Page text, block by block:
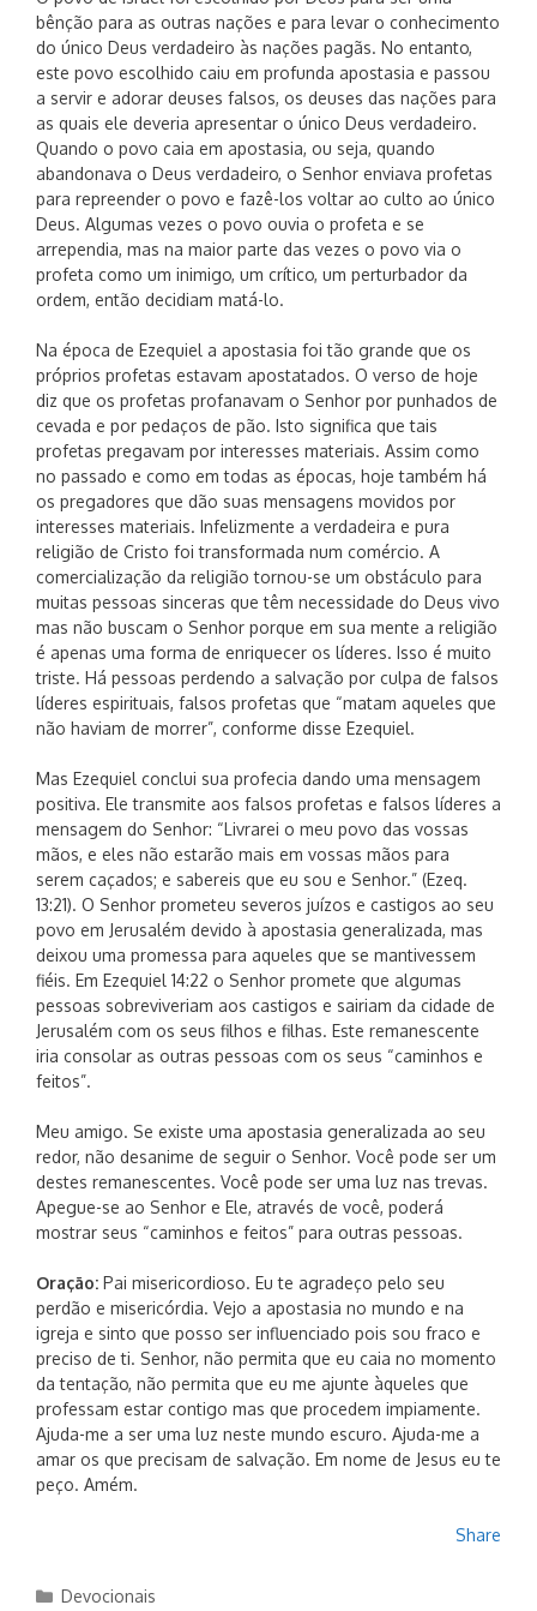
bênção para as outras nações e para levar o conhecimento
do único Deus verdadeiro às nações pagãs. No entanto,
este povo escolhido caiu em profunda apostasia e passou
a servir e adorar deuses falsos, os deuses das nações para
as quais ele deveria apresentar o único Deus verdadeiro.
Quando o povo caia em apostasia, ou seja, quando
abandonava o Deus verdadeiro, o Senhor enviava profetas
para repreender o povo e fazê-los voltar ao culto ao único
Deus. Algumas vezes o povo ouvia o profeta e se
arrependia, mas na maior parte das vezes o povo via o
profeta como um inimigo, um crítico, um perturbador da
ordem, então decidiam matá-lo.
Na época de Ezequiel a apostasia foi tão grande que os
próprios profetas estavam apostatados. O verso de hoje
diz que os profetas profanavam o Senhor por punhados de
cevada e por pedaços de pão. Isto significa que tais
profetas pregavam por interesses materiais. Assim como
no passado e como em todas as épocas, hoje também há
os pregadores que dão suas mensagens movidos por
interesses materiais. Infelizmente a verdadeira e pura
religião de Cristo foi transformada num comércio. A
comercialização da religião tornou-se um obstáculo para
muitas pessoas sinceras que têm necessidade do Deus vivo
mas não buscam o Senhor porque em sua mente a religião
é apenas uma forma de enriquecer os líderes. Isso é muito
triste. Há pessoas perdendo a salvação por culpa de falsos
líderes espirituais, falsos profetas que “matam aqueles que
não haviam de morrer”, conforme disse Ezequiel.
Mas Ezequiel conclui sua profecia dando uma mensagem
positiva. Ele transmite aos falsos profetas e falsos líderes a
mensagem do Senhor: “Livrarei o meu povo das vossas
mãos, e eles não estarão mais em vossas mãos para
serem caçados; e sabereis que eu sou e Senhor.” (Ezeq.
13:21). O Senhor prometeu severos juízos e castigos ao seu
povo em Jerusalém devido à apostasia generalizada, mas
deixou uma promessa para aqueles que se mantivessem
fiéis. Em Ezequiel 14:22 o Senhor promete que algumas
pessoas sobreviveriam aos castigos e sairiam da cidade de
Jerusalém com os seus filhos e filhas. Este remanescente
iria consolar as outras pessoas com os seus “caminhos e
feitos”.
Meu amigo. Se existe uma apostasia generalizada ao seu
redor, não desanime de seguir o Senhor. Você pode ser um
destes remanescentes. Você pode ser uma luz nas trevas.
Apegue-se ao Senhor e Ele, através de você, poderá
mostrar seus “caminhos e feitos” para outras pessoas.
Oração: Pai misericordioso. Eu te agradeço pelo seu
perdão e misericórdia. Vejo a apostasia no mundo e na
igreja e sinto que posso ser influenciado pois sou fraco e
preciso de ti. Senhor, não permita que eu caia no momento
da tentação, não permita que eu me ajunte àqueles que
professam estar contigo mas que procedem impiamente.
Ajuda-me a ser uma luz neste mundo escuro. Ajuda-me a
amar os que precisam de salvação. Em nome de Jesus eu te
peço. Amém.
Share
Categorias
Devocionais